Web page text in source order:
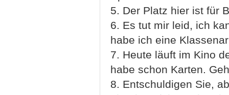
5. Der Platz hier ist für
6. Es tut mir leid, ich
habe ich eine
7. Heute läuft im Kino
habe schon Karten.
8. Entschuldigen Sie,